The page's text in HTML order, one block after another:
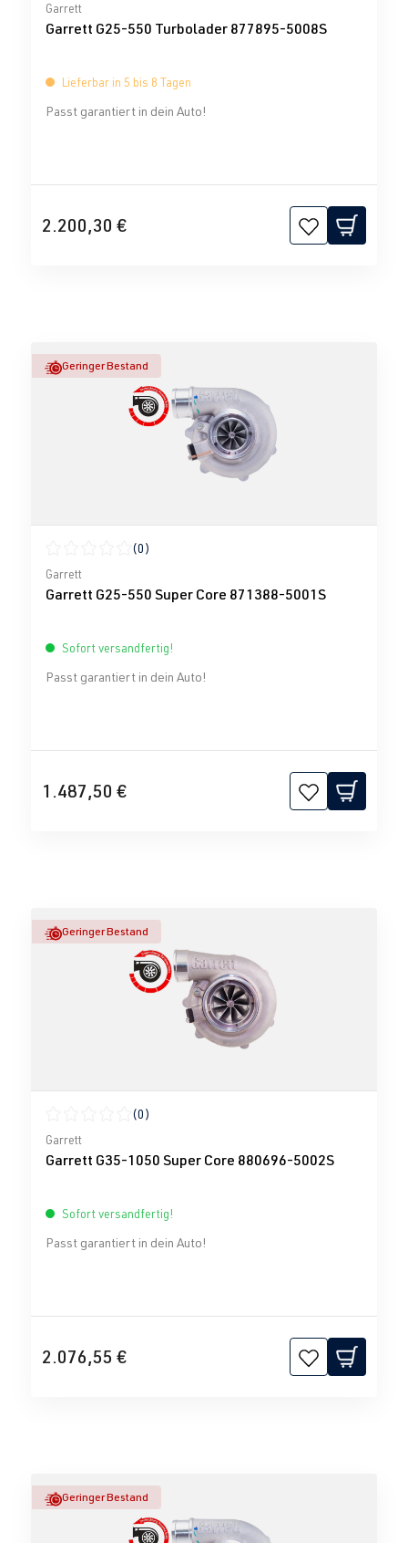
Durchschnittliche Bewertung von 0 von 5 Sternen
Garrett
Garrett G25-550 Turbolader 877895-5008S
Lieferbar in 5 bis 8 Tagen
Passt garantiert in dein Auto!
2.200,30 €
Geringer Bestand
Durchschnittliche Bewertung von 0 von 5 Sternen
(0)
Garrett
Garrett G25-550 Super Core 871388-5001S
Sofort versandfertig!
Passt garantiert in dein Auto!
1.487,50 €
Geringer Bestand
Durchschnittliche Bewertung von 0 von 5 Sternen
(0)
Garrett
Garrett G35-1050 Super Core 880696-5002S
Sofort versandfertig!
Passt garantiert in dein Auto!
2.076,55 €
Geringer Bestand